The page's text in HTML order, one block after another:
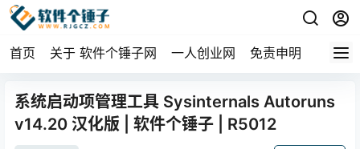
首页 关于 软件个锤子网 一人创业网 免责申明
系统启动项管理工具 Sysinternals Autoruns
v14.20 汉化版 | 软件个锤子 | R5012